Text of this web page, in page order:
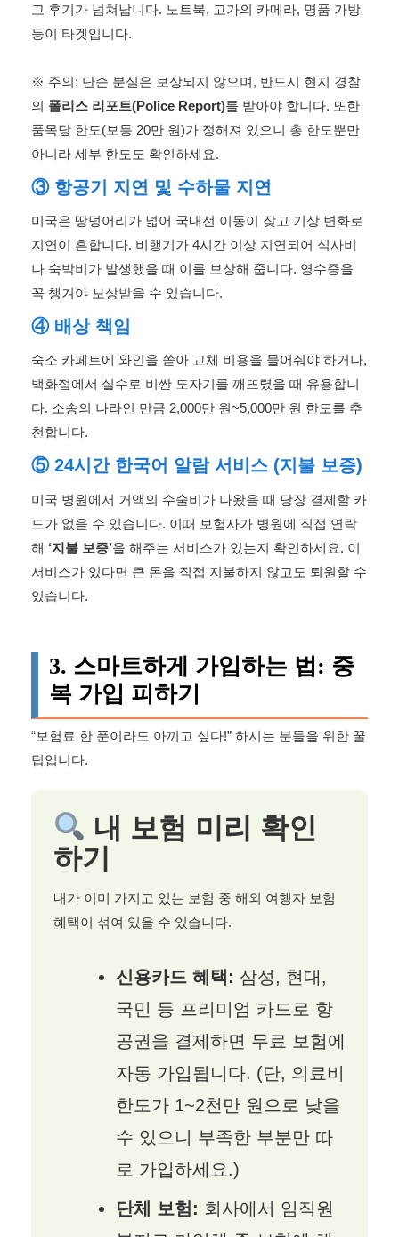
고 후기가 넘쳐납니다. 노트북, 고가의 카메라, 명품 가방
등이 타겟입니다.
※ 주의: 단순 분실은 보상되지 않으며, 반드시 현지 경찰
의 폴리스 리포트(Police Report)를 받아야 합니다. 또한
품목당 한도(보통 20만 원)가 정해져 있으니 총 한도뿐만
아니라 세부 한도도 확인하세요.
③ 항공기 지연 및 수하물 지연
미국은 땅덩어리가 넓어 국내선 이동이 잦고 기상 변화로
지연이 흔합니다. 비행기가 4시간 이상 지연되어 식사비
나 숙박비가 발생했을 때 이를 보상해 줍니다. 영수증을
꼭 챙겨야 보상받을 수 있습니다.
④ 배상 책임
숙소 카페트에 와인을 쏟아 교체 비용을 물어줘야 하거나,
백화점에서 실수로 비싼 도자기를 깨뜨렸을 때 유용합니
다. 소송의 나라인 만큼 2,000만 원~5,000만 원 한도를 추
천합니다.
⑤ 24시간 한국어 알람 서비스 (지불 보증)
미국 병원에서 거액의 수술비가 나왔을 때 당장 결제할 카
드가 없을 수 있습니다. 이때 보험사가 병원에 직접 연락
해 ‘지불 보증’을 해주는 서비스가 있는지 확인하세요. 이
서비스가 있다면 큰 돈을 직접 지불하지 않고도 퇴원할 수
있습니다.
3. 스마트하게 가입하는 법: 중
복 가입 피하기
“보험료 한 푼이라도 아끼고 싶다!” 하시는 분들을 위한 꿀
팁입니다.
내 보험 미리 확인
하기
내가 이미 가지고 있는 보험 중 해외 여행자 보험
혜택이 섞여 있을 수 있습니다.
신용카드 혜택: 삼성, 현대,
국민 등 프리미엄 카드로 항
공권을 결제하면 무료 보험에
자동 가입됩니다. (단, 의료비
한도가 1~2천만 원으로 낮을
수 있으니 부족한 부분만 따
로 가입하세요.)
단체 보험: 회사에서 임직원